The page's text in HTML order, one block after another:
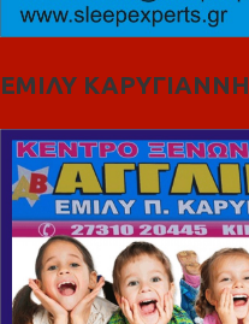
ΕΜΙΛΥ ΚΑΡΥΓΙΑΝΝΗ